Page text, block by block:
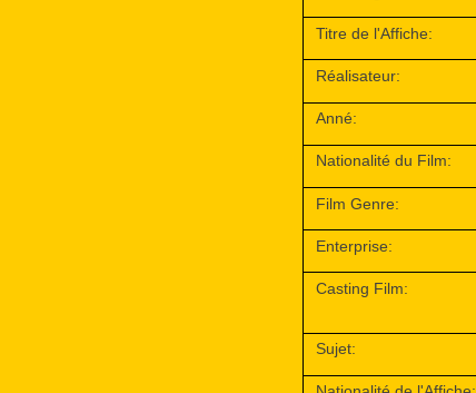
Titre de l'Affiche:
Réalisateur:
Anné:
Nationalité du Film:
Film Genre:
Enterprise:
Casting Film:
Sujet: